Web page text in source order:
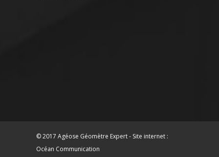
© 2017 Agéose Géomètre Expert - Site internet :
Océan Communication